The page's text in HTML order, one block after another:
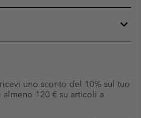
uno sconto del 10% sul tuo
120 € su articoli a